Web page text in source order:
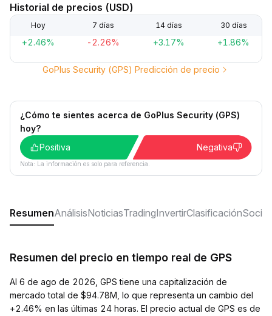
Historial de precios (USD)
Hoy 7 días 14 días 30 días
+2.46% -2.26% +3.17% +1.86%
GoPlus Security (GPS) Predicción de precio
¿Cómo te sientes acerca de GoPlus Security (GPS)
hoy?
Positiva
Negativa
Nota: La información es solo para referencia.
ResumenAnálisisNoticiasTradingInvertirClasificaciónSocial
Resumen del precio en tiempo real de GPS
Al 6 de ago de 2026, GPS tiene una capitalización de
mercado total de $94.78M, lo que representa un cambio del
+2.46% en las últimas 24 horas. El precio actual de GPS es de